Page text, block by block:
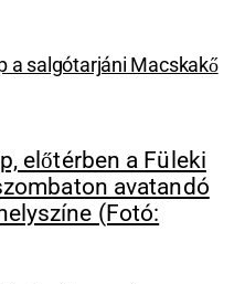
a salgótarjáni Macskakő